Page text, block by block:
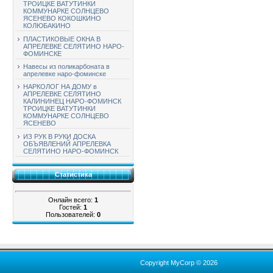
ТРОИЦКЕ ВАТУТИНКИ
КОММУНАРКЕ СОЛНЦЕВО
ЯСЕНЕВО КОКОШКИНО
КОЛЮБАКИНО
ПЛАСТИКОВЫЕ ОКНА В
АПРЕЛЕВКЕ СЕЛЯТИНО НАРО-
ФОМИНСКЕ
Навесы из поликарбоната в
апрелевке наро-фоминске
НАРКОЛОГ НА ДОМУ в
АПРЕЛЕВКЕ СЕЛЯТИНО
КАЛИНИНЕЦ НАРО-ФОМИНСК
ТРОИЦКЕ ВАТУТИНКИ
КОММУНАРКЕ СОЛНЦЕВО
ЯСЕНЕВО
ИЗ РУК В РУКИ ДОСКА
ОБЪЯВЛЕНИЙ АПРЕЛЕВКА
СЕЛЯТИНО НАРО-ФОМИНСК
Статистика
Онлайн всего: 1
Гостей: 1
Пользователей: 0
Copyright MyCorp © 2026